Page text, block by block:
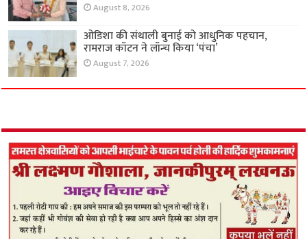
August 8, 2026
ओडिशा की संथाली बुनाई को आधुनिक पहचान,
रामराज कॉटन ने लॉन्च किया ‘पंचा’
August 7, 2026